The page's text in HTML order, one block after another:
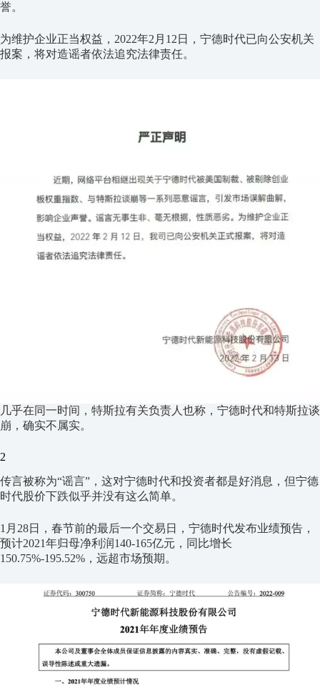
誉。
为维护企业正当权益，2022年2月12日，宁德时代已向公安机关
报案，将对造谣者依法追究法律责任。
几乎在同一时间，特斯拉有关负责人也称，宁德时代和特斯拉谈
崩，确实不属实。
2
传言被称为“谣言”，这对宁德时代和投资者都是好消息，但宁德
时代股价下跌似乎并没有这么简单。
1月28日，春节前的最后一个交易日，宁德时代发布业绩预告，
预计2021年归母净利润140-165亿元，同比增长
150.75%-195.52%，远超市场预期。